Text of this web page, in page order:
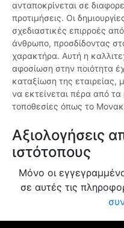
ανταποκρίνεται σε
προτιμήσεις. Οι
σχεδιαστικές επιρροές
άνθρωπο, προσδίδοντας
χαρακτήρα. Αυτή η
αφοσίωση στην ποιότητα
καταξίωση της εταιρείας,
να εκτείνεται πέρα από
τοποθεσίες όπως το
Αξιολογήσεις
ιστότοπους
Μόνο οι
σε αυτές τις